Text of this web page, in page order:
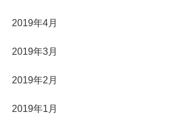
2019年4月
2019年3月
2019年2月
2019年1月